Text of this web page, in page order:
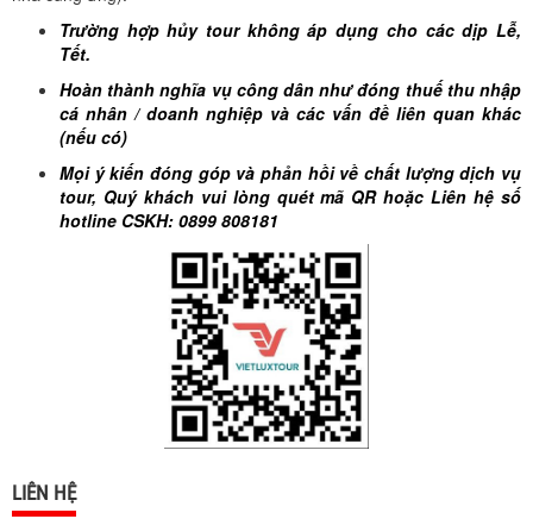
Trường hợp hủy tour không áp dụng cho các dịp Lễ,
Tết.
Hoàn thành nghĩa vụ công dân như đóng thuế thu nhập
cá nhân / doanh nghiệp và các vấn đề liên quan khác
(nếu có)
Mọi ý kiến đóng góp và phản hồi về chất lượng dịch vụ
tour, Quý khách vui lòng quét mã QR hoặc Liên hệ số
hotline CSKH: 0899 808181
LIÊN HỆ